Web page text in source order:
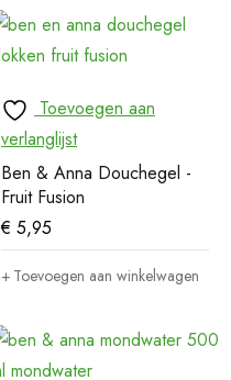
Toevoegen aan
verlanglijst
Ben & Anna Douchegel -
Fruit Fusion
€ 5,95
Toevoegen aan winkelwagen